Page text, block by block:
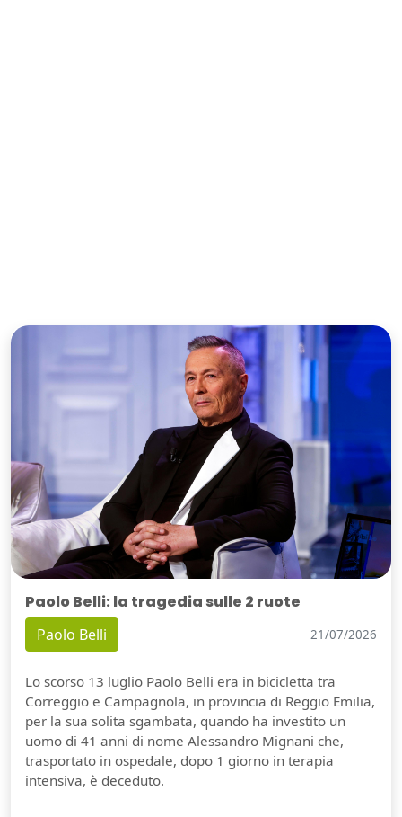
Paolo Belli: la tragedia sulle 2 ruote
Paolo Belli 21/07/2026
Lo scorso 13 luglio Paolo Belli era in bicicletta tra
Correggio e Campagnola, in provincia di Reggio Emilia,
per la sua solita sgambata, quando ha investito un
uomo di 41 anni di nome Alessandro Mignani che,
trasportato in ospedale, dopo 1 giorno in terapia
intensiva, è deceduto.